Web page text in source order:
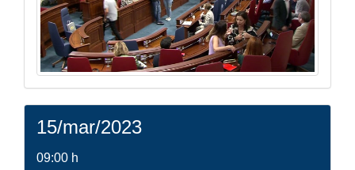
15/mar/2023
09:00 h